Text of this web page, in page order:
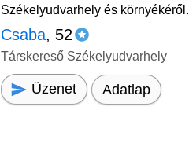
Székelyudvarhely és környékéről.
Csaba, 52
Társkereső Székelyudvarhely
Üzenet Adatlap